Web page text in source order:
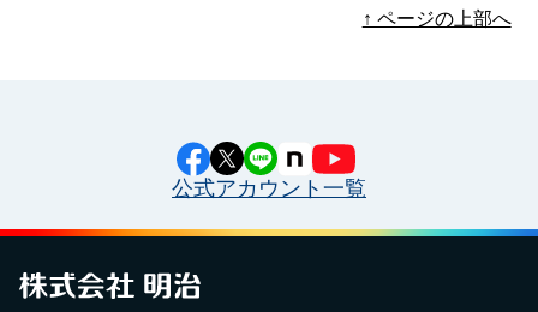
↑ ページの上部へ
公式アカウント一覧